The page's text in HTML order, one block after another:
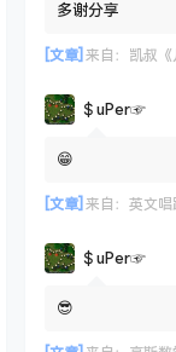
多谢分享
[文章] 来自： 凯叔《
＄uΡer☞
😁
[文章] 来自： 英文唱
＄uΡer☞
😎